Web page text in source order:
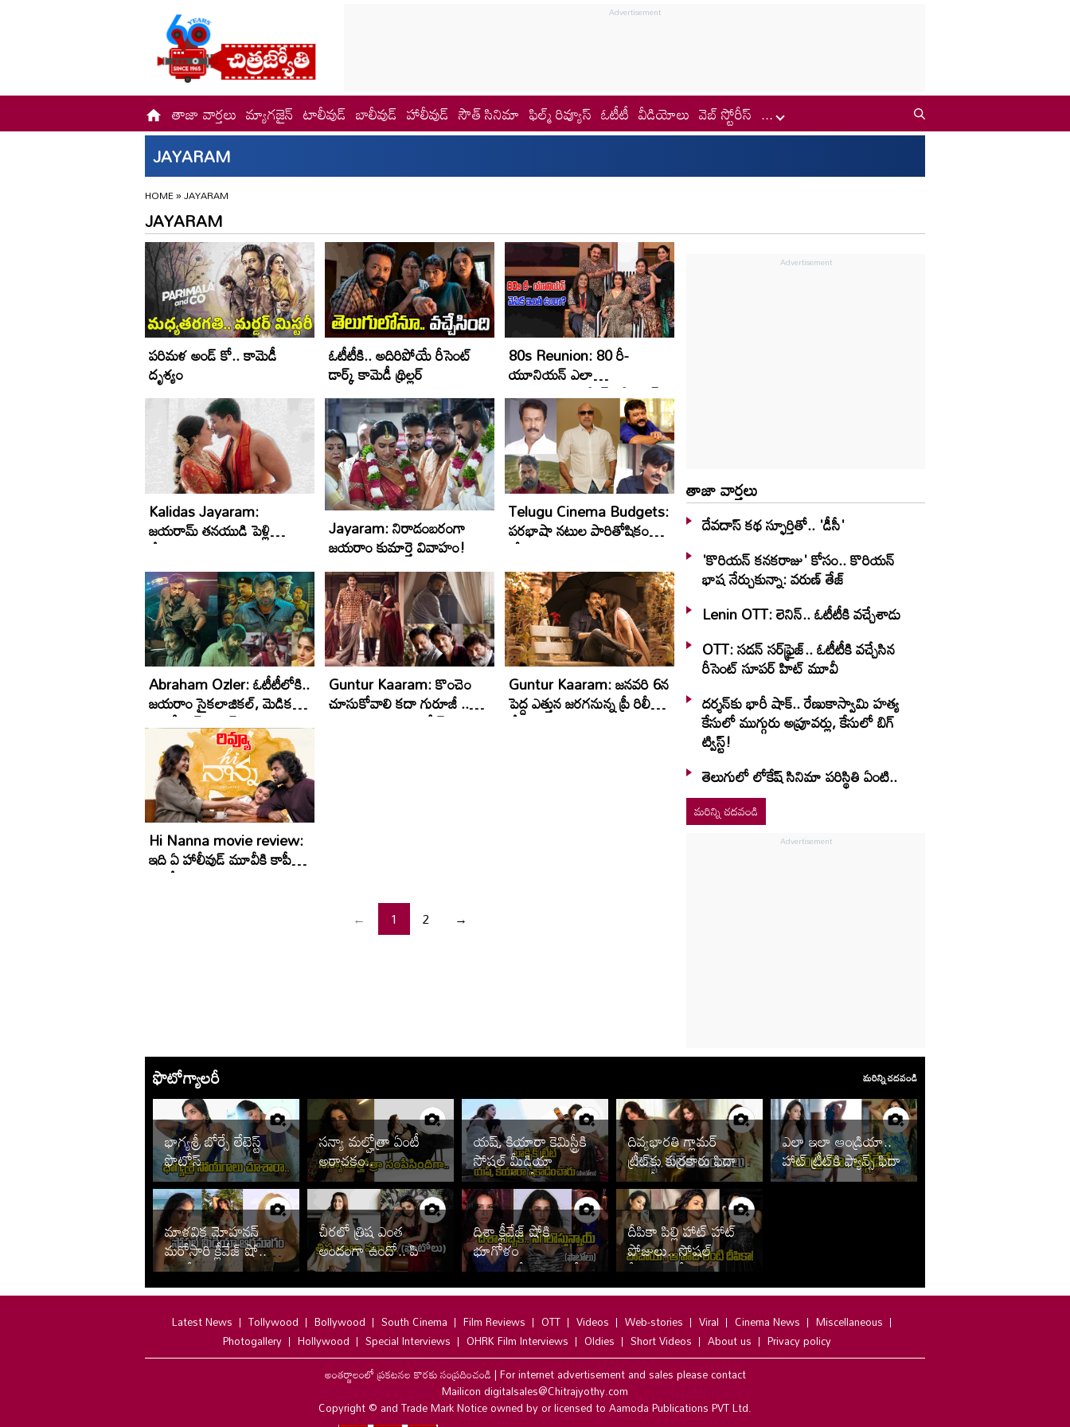
తాజా వార్తలు మ్యాగజైన్ టాలీవుడ్ బాలీవుడ్ హాలీవుడ్ సౌత్ సినిమా ఫిల్మ్ రివ్యూస్ ఓటీటీ వీడియోలు వెబ్ స్టోరీస్ ...
JAYARAM
HOME»JAYARAM
JAYARAM
పరిమళ అండ్ కో.. కామెడీ
దృశ్యం
ఓటీటీకి.. అదిరిపోయే రీసెంట్
డార్క్‌ కామెడీ థ్రిల్ల‌ర్
80s Reunion: 80 రీ-
యూనియన్‌ ఎలా
మొదలయింది.. ప్లాన్.. ప్లానింగ్
ఎవరిది
Kalidas Jayaram:
జయరామ్‌ తనయుడి పెళ్లి
వేడుక..
Jayaram: నిరాడంబరంగా
జయరాం కుమార్తె వివాహం!
Telugu Cinema Budgets:
పరభాషా నటుల పారితోషికం
కోట్లకి వెళ్ళింది!
Abraham Ozler: ఓటీటీలోకి..
జ‌య‌రాం సైక‌లాజిక‌ల్‌, మెడిక‌ల్,
మిస్ట‌రీ,క్రైమ్‌ థ్రిల్ల‌ర్‌
Guntur Kaaram: కొంచెం
చూసుకోవాలి క‌దా గురూజీ ..
గుంటూరు కారం ఆ సీన్‌పై
Guntur Kaaram: జనవరి 6న
పెద్ద ఎత్తున జరగనున్న ప్రీ రిలీజ్
వేడుక
Hi Nanna movie review:
ఇది ఏ హాలీవుడ్ మూవీకి కాపీ
అంటే...
← 1 2 →
తాజా వార్తలు
దేవదాస్ కథ స్ఫూర్తితో.. 'డీసీ'
'కొరియన్ కనకరాజు' కోసం.. కొరియన్
భాష నేర్చుకున్నా: వరుణ్ తేజ్
Lenin OTT: లెనిన్.. ఓటీటీకి వ‌చ్చేశాడు
OTT: స‌డ‌న్ స‌ర్‌ఫ్రైజ్‌.. ఓటీటీకి వ‌చ్చేసిన
రీసెంట్ సూప‌ర్ హిట్ మూవీ
దర్శన్‌కు భారీ షాక్.. రేణుకాస్వామి హత్య
కేసులో ముగ్గురు అప్రూవర్లు, కేసులో బిగ్
ట్విస్ట్!
తెలుగులో లోకేష్ సినిమా పరిస్థితి ఏంటి..
మరిన్ని చదవండి
ఫొటోగ్యాలరీ మరిన్ని చదవండి
భాగ్యశ్రీ బోర్సే లేటెస్ట్
ఫొటోస్
సన్యా మల్హోత్రా ఏంటీ
అరాచకం..
యష్, కియారా కెమిస్ట్రీకి
సోషల్ మీడియా
తగలడిపోతోందిగా..
దివ్యభారతి గ్లామర్
ట్రీట్‌కు కుర్రకారు ఫిదా..
ఫొటోలు వైరల్
ఎలా ఇలా ఆండ్రియా..
హాట్ ట్రీట్‌కి ఫ్యాన్స్ ఫిదా
మాళవిక మోహనన్
మరోసారి క్లీవేజ్ షో..
ఫొటోలు చూశారా
చీరలో త్రిష ఎంత
అందంగా ఉందో.. పిక్స్
వైరల్
దిశా క్లీవేజ్ షోకి
భూగోళం
బద్దలవుతోంది.. ఫొటోలు
వైరల్
దీపికా పిల్లి హాట్ హాట్
పోజులు.. సోషల్
మీడియాలో సెగలు
Latest News Tollywood Bollywood South Cinema Film Reviews OTT Videos Web-stories Viral Cinema News
Miscellaneous
Photogallery
Hollywood Special Interviews OHRK Film Interviews Oldies Short Videos About us
Privacy policy
అంతర్జాలంలో ప్రకటనల కొరకు సంప్రదించండి|For internet advertisement and sales please contact
Mailicon digitalsales@Chitrajyothy.com
Copyright © and Trade Mark Notice owned by or licensed to Aamoda Publications PVT Ltd.